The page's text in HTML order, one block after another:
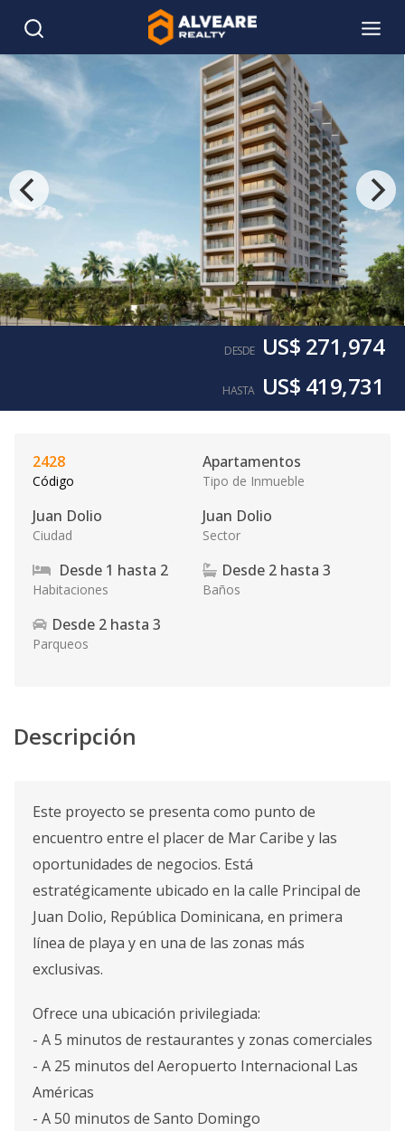
DESDE US$ 271,974
HASTA US$ 419,731
2428
Código
Apartamentos
Tipo de Inmueble
Juan Dolio
Ciudad
Juan Dolio
Sector
Desde 1 hasta 2
Habitaciones
Desde 2 hasta 3
Baños
Desde 2 hasta 3
Parqueos
Descripción
Este proyecto se presenta como punto de
encuentro entre el placer de Mar Caribe y las
oportunidades de negocios. Está
estratégicamente ubicado en la calle Principal de
Juan Dolio, República Dominicana, en primera
línea de playa y en una de las zonas más
exclusivas.
Ofrece una ubicación privilegiada:
- A 5 minutos de restaurantes y zonas comerciales
- A 25 minutos del Aeropuerto Internacional Las
Américas
- A 50 minutos de Santo Domingo